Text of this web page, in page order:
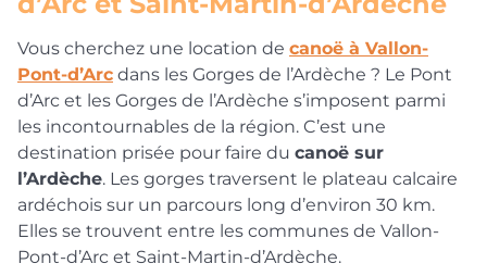
Vous cherchez une location de canoë à Vallon-
Pont-d’Arc dans les Gorges de l’Ardèche ? Le Pont
d’Arc et les Gorges de l’Ardèche s’imposent parmi
les incontournables de la région. C’est une
destination prisée pour faire du canoë sur
l’Ardèche. Les gorges traversent le plateau calcaire
ardéchois sur un parcours long d’environ 30 km.
Elles se trouvent entre les communes de Vallon-
Pont-d’Arc et Saint-Martin-d’Ardèche.